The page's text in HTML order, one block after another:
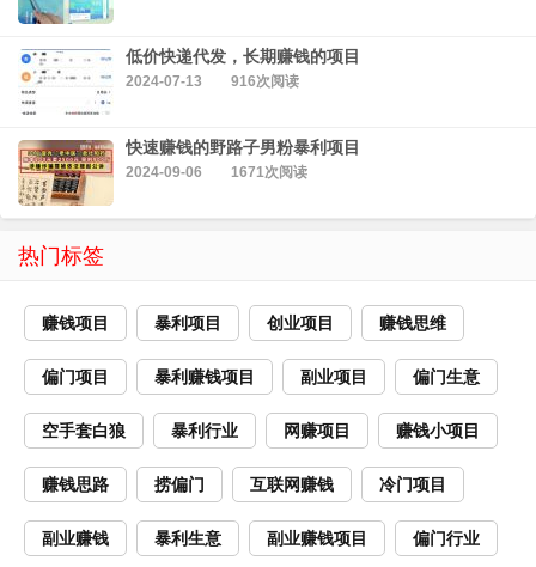
低价快递代发，长期赚钱的项目
2024-07-13 916次阅读
快速赚钱的野路子男粉暴利项目
2024-09-06 1671次阅读
热门标签
赚钱项目 暴利项目 创业项目 赚钱思维
偏门项目 暴利赚钱项目 副业项目 偏门生意
空手套白狼 暴利行业 网赚项目 赚钱小项目
赚钱思路 捞偏门 互联网赚钱 冷门项目
副业赚钱 暴利生意 副业赚钱项目 偏门行业